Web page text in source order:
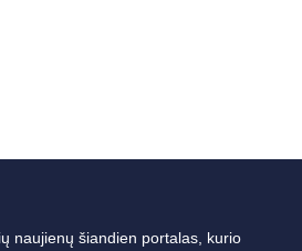
naujienų šiandien portalas, kurio